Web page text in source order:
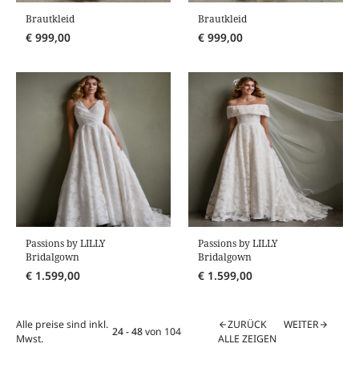
Brautkleid
€ 999,00
Brautkleid
€ 999,00
Passions by LILLY
Bridalgown
€ 1.599,00
Passions by LILLY
Bridalgown
€ 1.599,00
Alle preise sind inkl.
Mwst.
24 - 48von 104
arrow_backZURÜCK WEITERarrow_forward
ALLE ZEIGEN